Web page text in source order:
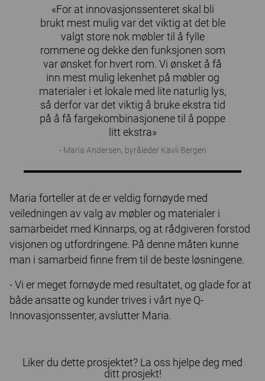
«For at innovasjonssenteret skal bli
brukt mest mulig var det viktig at det ble
valgt store nok møbler til å fylle
rommene og dekke den funksjonen som
var ønsket for hvert rom. Vi ønsket å få
inn mest mulig lekenhet på møbler og
materialer i et lokale med lite naturlig lys,
så derfor var det viktig å bruke ekstra tid
på å få fargekombinasjonene til å poppe
litt ekstra»
- Maria Andersen, byråleder Kavli Bergen
Maria forteller at de er veldig fornøyde med
veiledningen av valg av møbler og materialer i
samarbeidet med Kinnarps, og at rådgiveren forstod
visjonen og utfordringene. På denne måten kunne
man i samarbeid finne frem til de beste løsningene.
- Vi er meget fornøyde med resultatet, og glade for at
både ansatte og kunder trives i vårt nye Q-
Innovasjonssenter, avslutter Maria.
Liker du dette prosjektet? La oss hjelpe deg med
ditt prosjekt!